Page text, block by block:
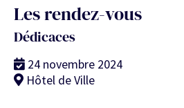
Les rendez-vous
Dédicaces
24 novembre 2024
Hôtel de Ville